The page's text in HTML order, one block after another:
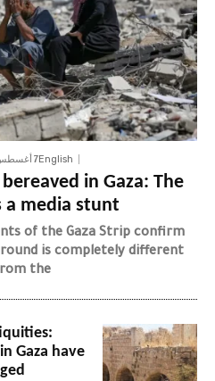
English7 أغسطس، 2026
in Gaza: The
a media stunt
of the Gaza Strip confirm
is completely different
the...
Gaza have